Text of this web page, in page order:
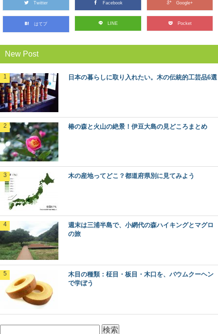
木材を使った施工事例をご紹介するシリーズ。 今回は、
京都の銘木「北山杉」「北山丸太」を使った施...
最近話題の「森林認証」って何？その種類や
東京オリンピックやエシカル消費のシーンで話題になっ
地、神奈川県の三浦半島。 ここには、貴重な自然...
で比べてみました
木材の種類には「針葉樹」と「広葉樹」があるのはご存
ミズナラとコナラ：知っておきたい日本の木
材～特徴と物語～
木材に表裏があるって知ってた？～木表と木
Twitter Facebook Google+
はてブ LINE Pocket
New Post
日本の暮らしに取り入れたい。木の伝統的工芸品6選
椿の森と火山の絶景！伊豆大島の見どころまとめ
木の産地ってどこ？都道府県別に見てみよう
週末は三浦半島で、小網代の森ハイキングとマグロ
の旅
木目の種類：柾目・板目・木口を、バウムクーヘン
で学ぼう